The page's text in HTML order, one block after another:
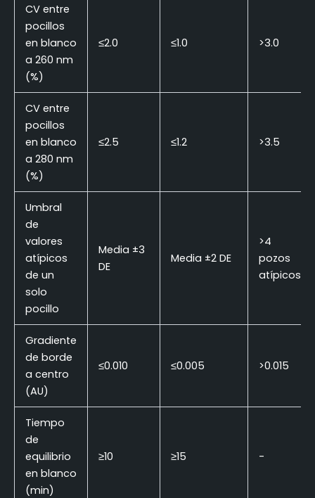
CV entre
pocillos
en blanco
a 260 nm
(%)
≤2.0 ≤1.0 >3.0
CV entre
pocillos
en blanco
a 280 nm
(%)
≤2.5 ≤1.2 >3.5
Umbral
de
valores
atípicos
de un
solo
pocillo
Media ±3
DE
Media ±2 DE
>4
pozos
atípicos
Gradiente
de borde
a centro
(AU)
≤0.010 ≤0.005 >0.015
Tiempo
de
equilibrio
en blanco
(min)
≥10 ≥15 -